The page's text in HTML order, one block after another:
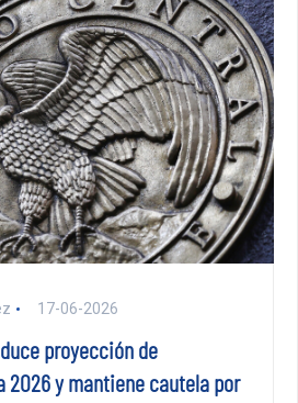
17-06-2026
proyección de
y mantiene cautela por